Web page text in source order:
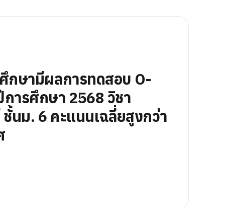
กษามีผลการทดสอบ O-
การศึกษา 2568 วิชา
นม. 6 คะแนนเฉลี่ยสูงกว่า